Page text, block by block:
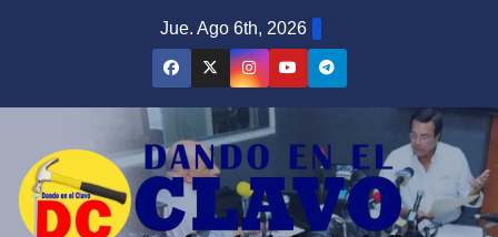
Jue. Ago 6th, 2026